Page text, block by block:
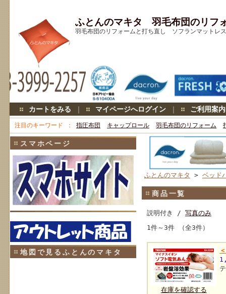
ふとんのマキタ 羽毛布団のリ
羽毛布団のリフォームと打ち直し ソフランマット
カートをみる ｜ マイページへログイン ｜ ご利用案内
注目のキーワード 指圧布団 キャップロール 羽毛布団のリフォーム
スマホページ
地図で見るふとんのマキタ
ふとんのマキタ > ベッド
商品一覧
説明付き / 写真のみ
1件～3件 （全3件）
在庫を確認する